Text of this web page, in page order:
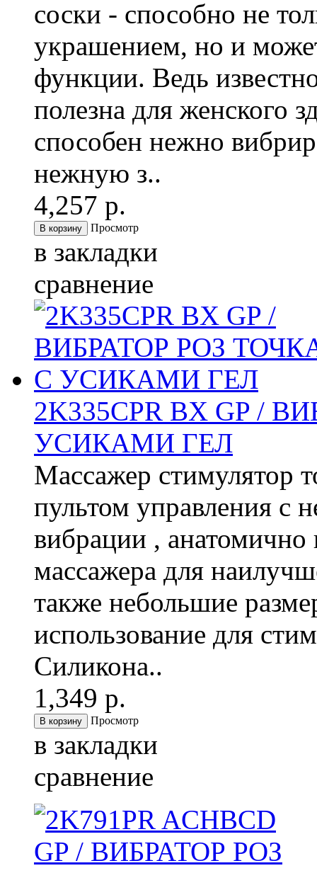
соски - способно не
украшением, но и
функции. Ведь
полезна для женского
способен нежно
нежную з..
4,257 р.
Просмотр
в закладки
сравнение
2K335CPR BX GP /
УСИКАМИ ГЕЛ
Массажер стимулятор
пультом управления с
вибрации , анатомично
массажера для
также небольшие
использование для
Силикона..
1,349 р.
Просмотр
в закладки
сравнение